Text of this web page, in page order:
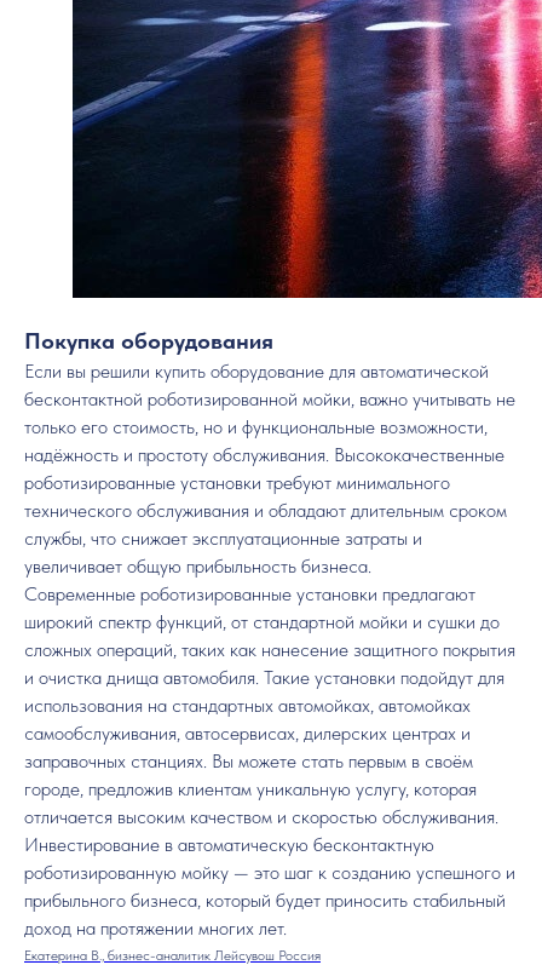
Покупка оборудования
Если вы решили купить оборудование для автоматической
бесконтактной роботизированной мойки, важно учитывать не
только его стоимость, но и функциональные возможности,
надёжность и простоту обслуживания. Высококачественные
роботизированные установки требуют минимального
технического обслуживания и обладают длительным сроком
службы, что снижает эксплуатационные затраты и
увеличивает общую прибыльность бизнеса.
Современные роботизированные установки предлагают
широкий спектр функций, от стандартной мойки и сушки до
сложных операций, таких как нанесение защитного покрытия
и очистка днища автомобиля. Такие установки подойдут для
использования на стандартных автомойках, автомойках
самообслуживания, автосервисах, дилерских центрах и
заправочных станциях. Вы можете стать первым в своём
городе, предложив клиентам уникальную услугу, которая
отличается высоким качеством и скоростью обслуживания.
Инвестирование в автоматическую бесконтактную
роботизированную мойку — это шаг к созданию успешного и
прибыльного бизнеса, который будет приносить стабильный
доход на протяжении многих лет.
Екатерина В., бизнес-аналитик Лейсувош Россия